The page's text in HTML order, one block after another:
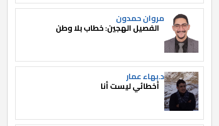
مروان حمدون
الفصيل الهجين: خطاب بلا وطن
د.بهاء عمار
أخطائي ليست أنا